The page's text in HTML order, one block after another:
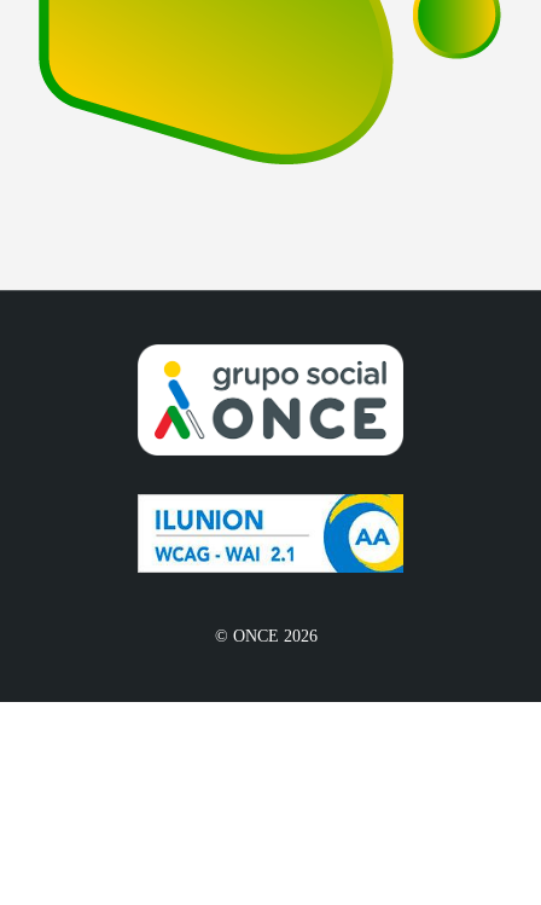
© ONCE 2026